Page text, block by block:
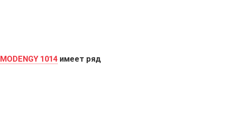
MODENGY 1014 имеет ряд